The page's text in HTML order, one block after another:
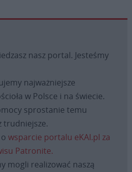
nasz portal. Jesteśmy
najważniejsze
w Polsce i na świecie.
sprostanie temu
trudniejsze.
wsparcie portalu eKAI.pl za
Patronite.
mogli realizować naszą